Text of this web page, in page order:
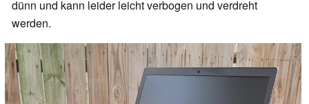
dünn und kann leider leicht verbogen und verdreht
werden.